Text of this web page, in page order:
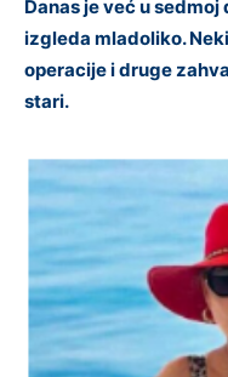
Danas je već u
izgleda mladoliko.
operacije i druge
stari.